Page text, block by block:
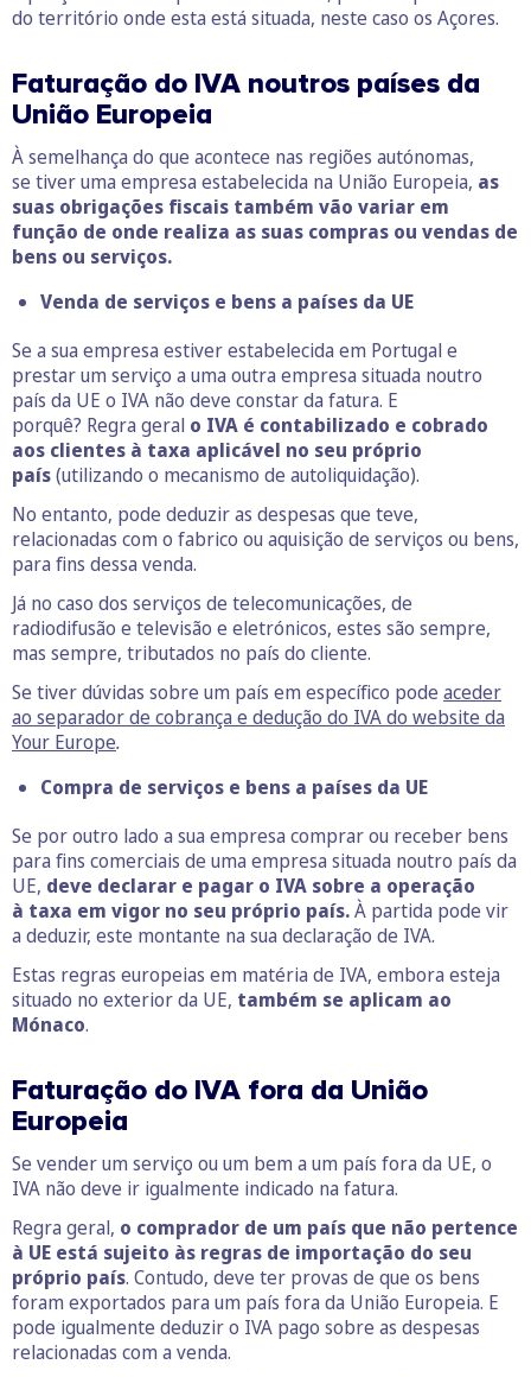
do território onde esta está situada, neste caso os Açores.
Faturação do IVA noutros países da
União Europeia
À semelhança do que acontece nas regiões autónomas,
se tiver uma empresa estabelecida na União Europeia, as
suas obrigações fiscais também vão variar em
função de onde realiza as suas compras ou vendas de
bens ou serviços.
Venda de serviços e bens a países da UE
Se a sua empresa estiver estabelecida em Portugal e
prestar um serviço a uma outra empresa situada noutro
país da UE o IVA não deve constar da fatura. E
porquê? Regra geral o IVA é contabilizado e cobrado
aos clientes à taxa aplicável no seu próprio
país(utilizando o mecanismo de autoliquidação).
No entanto, pode deduzir as despesas que teve,
relacionadas com o fabrico ou aquisição de serviços ou bens,
para fins dessa venda.
Já no caso dos serviços de telecomunicações, de
radiodifusão e televisão e eletrónicos, estes são sempre,
mas sempre, tributados no país do cliente.
Se tiver dúvidas sobre um país em específico pode aceder
ao separador de cobrança e dedução do IVA do website da
Your Europe.
Compra de serviços e bens a países da UE
Se por outro lado a sua empresa comprar ou receber bens
para fins comerciais de uma empresa situada noutro país da
UE, deve declarar e pagar o IVA sobre a operação
à taxa em vigor no seu próprio país.À partida pode vir
a deduzir, este montante na sua declaração de IVA.
Estas regras europeias em matéria de IVA, embora esteja
situado no exterior da UE, também se aplicam ao
Mónaco.
Faturação do IVA fora da União
Europeia
Se vender um serviço ou um bem a um país fora da UE, o
IVA não deve ir igualmente indicado na fatura.
Regra geral, o comprador de um país que não pertence
à UE está sujeito às regras de importação do seu
próprio país. Contudo, deve ter provas de que os bens
foram exportados para um país fora da União Europeia. E
pode igualmente deduzir o IVA pago sobre as despesas
relacionadas com a venda.